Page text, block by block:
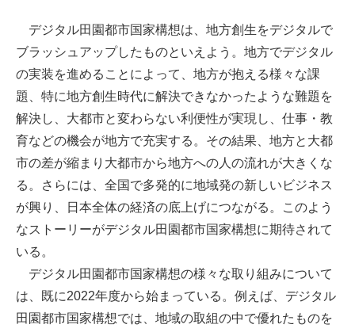
デジタル田園都市国家構想は、地方創生をデジタルで
ブラッシュアップしたものといえよう。地方でデジタル
の実装を進めることによって、地方が抱える様々な課
題、特に地方創生時代に解決できなかったような難題を
解決し、大都市と変わらない利便性が実現し、仕事・教
育などの機会が地方で充実する。その結果、地方と大都
市の差が縮まり大都市から地方への人の流れが大きくな
る。さらには、全国で多発的に地域発の新しいビジネス
が興り、日本全体の経済の底上げにつながる。このよう
なストーリーがデジタル田園都市国家構想に期待されて
いる。
デジタル田園都市国家構想の様々な取り組みについて
は、既に2022年度から始まっている。例えば、デジタル
田園都市国家構想では、地域の取組の中で優れたものを